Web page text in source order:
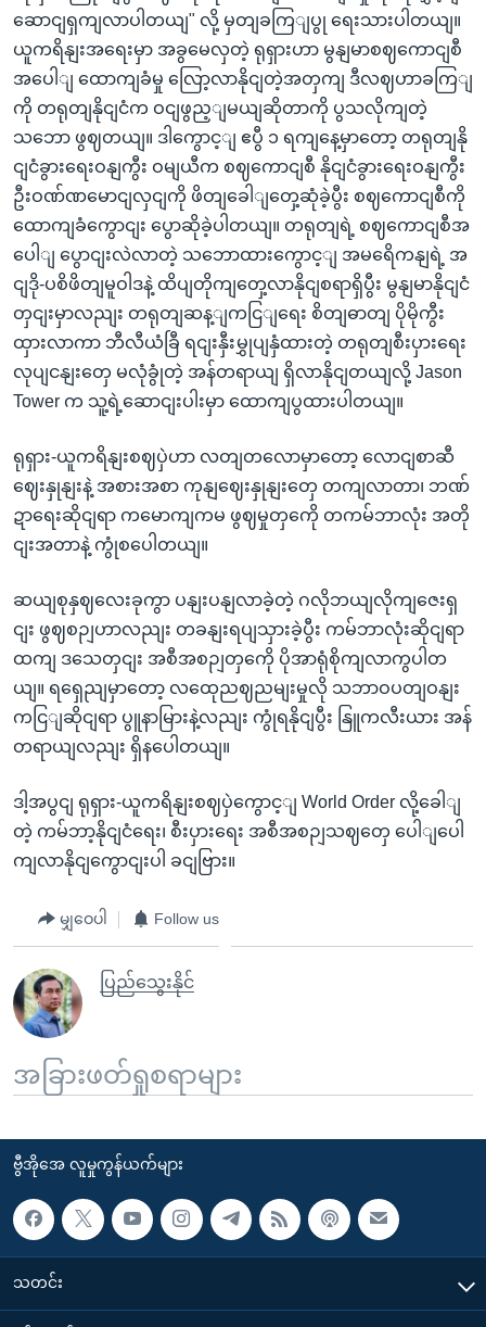
ဆောငျရှကျလာပါတယျ" လို့ မှတျခကြျပွု ရေးသားပါတယျ။
ယူကရိနျးအရေးမှာ အခွမေလှတဲ့ ရုရှားဟာ မွနျမာစဈကောငျစီ
အပေါျ ထောကျခံမှု လြော့လာနိုငျတဲ့အတှကျ ဒီလဈဟာခကြျ
ကို တရုတျနိုငျငံက ဝငျဖွည့ျမယျဆိုတာကို ပွသလိုကျတဲ့
သဘော ဖွဈတယျ။ ဒါကွောင့ျ ဧပွီ ၁ ရကျနေ့မှာတော့ တရုတျနို
ငျငံခွားရေးဝနျကွီး ဝမျယီက စဈကောငျစီ နိုငျငံခွားရေးဝနျကွီး
ဦးဝဏ်ဏမောငျလှငျကို ဖိတျခေါျတှေ့ဆုံခဲ့ပွီး စဈကောငျစီကို
ထောကျခံကွောငျး ပွောဆိုခဲ့ပါတယျ။ တရုတျရဲ့ စဈကောငျစီအ
ပေါျ ပွောငျးလဲလာတဲ့ သဘောထားကွောင့ျ အမရေိကနျရဲ့ အ
ငျဒို-ပစိဖိတျမူဝါဒနဲ့ ထိပျတိုကျတှေ့လာနိုငျစရာရှိပွီး မွနျမာနိုငျငံ
တှငျးမှာလညျး တရုတျဆန့ျကငြျရေး စိတျဓာတျ ပိုမိုကွီး
ထှားလာကာ ဘီလီယံခြီ ရငျးနှီးမွှုပျနှံထားတဲ့ တရုတျစီးပှားရေး
လုပျငနျးတှေ မလုံခွုံတဲ့ အန်တရာယျ ရှိလာနိုငျတယျလို့ Jason
Tower က သူ့ရဲ့ဆောငျးပါးမှာ ထောကျပွထားပါတယျ။
ရုရှား-ယူကရိနျးစဈပှဲဟာ လတျတလောမှာတော့ လောငျစာဆီ
ဈေးနှုနျးနဲ့ အစားအစာ ကုနျဈေးနှုနျးတှေ တကျလာတာ၊ ဘဏ်
ဍာရေးဆိုငျရာ ကမောကျကမ ဖွဈမှုတှကေို တကမ်ဘာလုံး အတို
ငျးအတာနဲ့ ကွုံစပေါတယျ။
ဆယျစုနှဈလေးခုကွာ ပနျးပနျလာခဲ့တဲ့ ဂလိုဘယျလိုကျဇေးရှ
ငျး ဖွဈစဉျဟာလညျး တခနျးရပျသှားခဲ့ပွီး ကမ်ဘာလုံးဆိုငျရာ
ထကျ ဒသေတှငျး အစီအစဉျတှကေို ပိုအာရုံစိုကျလာကွပါတ
ယျ။ ရရှေညျမှာတော့ လထေုညဈညမျးမှုလို သဘာဝပတျဝနျး
ကငြျဆိုငျရာ ပွူနာမြားနဲ့လညျး ကွုံရနိုငျပွီး နြူကလီးယား အန်
တရာယျလညျး ရှိနပေါတယျ။
ဒါ့အပွငျ ရုရှား-ယူကရိနျးစဈပှဲကွောင့ျ World Order လို့ခေါျ
တဲ့ ကမ်ဘာ့နိုငျငံရေး၊ စီးပှားရေး အစီအစဉျသဈတှေ ပေါျပေါ
ကျလာနိုငျကွောငျးပါ ခငျဗြား။
မျှဝေပါ Follow us
ပြည်သွေးနိုင်
အခြားဖတ်ရှုစရာများ
ဗွီအိုအေ လူမှုကွန်ယက်များ
သတင်း